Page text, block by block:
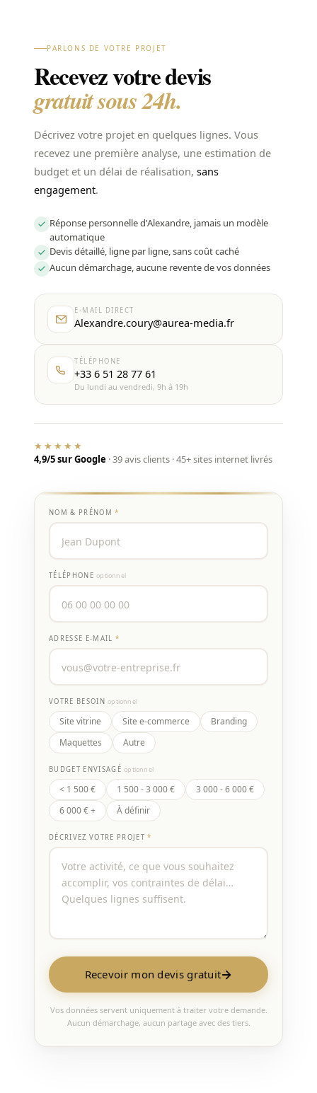
PARLONS DE VOTRE PROJET
Recevez votre devis
gratuit sous 24h.
Décrivez votre projet en quelques lignes. Vous
recevez une première analyse, une estimation de
budget et un délai de réalisation, sans
engagement.
Réponse personnelle d'Alexandre, jamais un modèle
automatique
Devis détaillé, ligne par ligne, sans coût caché
Aucun démarchage, aucune revente de vos données
E-MAIL DIRECT
Alexandre.coury@aurea-media.fr
TÉLÉPHONE
+33 6 51 28 77 61
Du lundi au vendredi, 9h à 19h
★★★★★
4,9/5 sur Google · 39 avis clients · 45+ sites internet livrés
NOM & PRÉNOM*
TÉLÉPHONEoptionnel
ADRESSE E-MAIL *
VOTRE BESOINoptionnel
Site vitrine Site e-commerce
Branding
Maquettes
Autre
BUDGET ENVISAGÉoptionnel
< 1 500 € 1 500 - 3 000 €
3 000 - 6 000 €
6 000 € +
À définir
DÉCRIVEZ VOTRE PROJET*
Recevoir mon devis gratuit
Vos données servent uniquement à traiter votre demande.
Aucun démarchage, aucun partage avec des tiers.